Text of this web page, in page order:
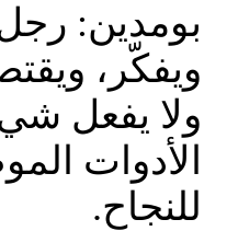
بومدين:
ويفكّر،
ولا يفعل
الأدوات
للنجاح.